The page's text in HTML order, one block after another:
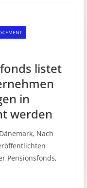
listet
in
werden
Nach
Pensionsfonds,